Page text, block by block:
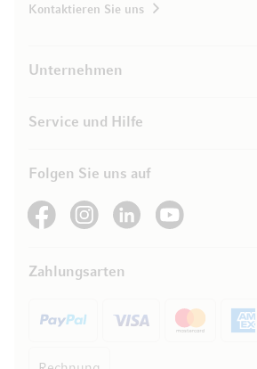
Kontaktieren Sie uns
Unternehmen
Service und Hilfe
Folgen Sie uns auf
See our FacebookSee our Instagram account
See our LinkedInSee our YouTube channel
Zahlungsarten